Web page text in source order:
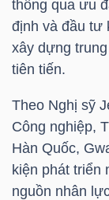
thông qua ưu
định và đầu tư
xây dựng
tiên tiến.
Theo Nghị sỹ
Công nghiệp,
Hàn Quốc,
kiện phát triển
nguồn nhân
NGUYÊN
VẬT
LIỆU